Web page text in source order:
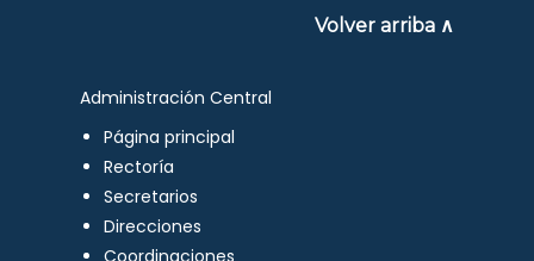
Volver arriba ∧
Administración Central
Página principal
Rectoría
Secretarios
Direcciones
Coordinaciones